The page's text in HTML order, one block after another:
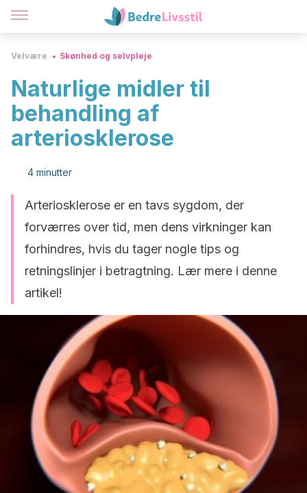
Velvære Skønhed og selvpleje
Naturlige midler til
behandling af
arteriosklerose
4 minutter
Arteriosklerose er en tavs sygdom, der
forværres over tid, men dens virkninger kan
forhindres, hvis du tager nogle tips og
retningslinjer i betragtning. Lær mere i denne
artikel!